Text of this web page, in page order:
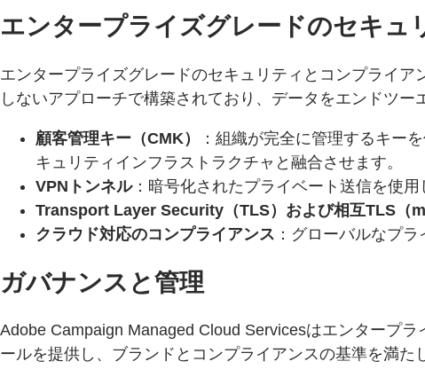
エンタープライズグレードのセキュ
エンタープライズグレードのセキュリティとコンプライ
しないアプローチで構築されており、データをエンドツー
顧客管理キー（CMK）
：組織が完全に管理するキー
キュリティインフラストラクチャと融合させます。
VPNトンネル：暗号化されたプライベート送信を使
Transport Layer Security（TLS）および相互TLS（
クラウド対応のコンプライアンス ：グローバルなプ
ガバナンスと管理
Adobe Campaign Managed Cloud Servicesはエンタープ
ールを提供し、ブランドとコンプライアンスの基準を満た